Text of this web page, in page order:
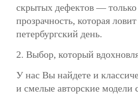
скрытых дефектов — только
прозрачность, которая
петербургский день.
2. Выбор, который
У нас Вы найдете и
и смелые авторские модели